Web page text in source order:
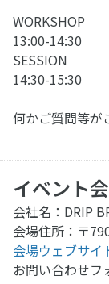
WORKSHOP
13:00-14:30
SESSION
14:30-15:30
何かご質問等が
イベント
会社名：DRIP
会場住所：〒
会場ウェブサイ
お問い合わせフ